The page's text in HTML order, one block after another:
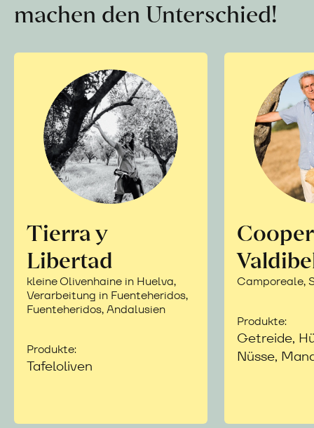
machen den Unterschied!
Tierra y
Libertad
kleine Olivenhaine in Huelva,
Verarbeitung in Fuenteheridos,
Fuenteheridos, Andalusien
Produkte:
Tafeloliven
Camporeale,
Produkte:
Getreide,
Nüsse,